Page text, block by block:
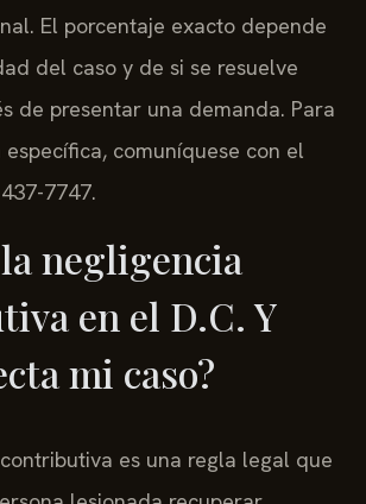
El porcentaje exacto depende
del caso y de si se resuelve
de presentar una demanda. Para
comuníquese con el
7747.
la negligencia
en el D.C. Y
mi caso?
es una regla legal que
lesionada recuperar